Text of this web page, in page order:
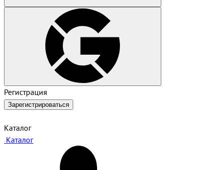
Регистрация
Зарегистрироваться
Каталог
Каталог